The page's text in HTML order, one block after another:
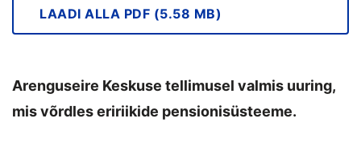
LAADI ALLA PDF (5.58 MB)
Arenguseire Keskuse tellimusel valmis uuring,
mis võrdles eririikide pensionisüsteeme.